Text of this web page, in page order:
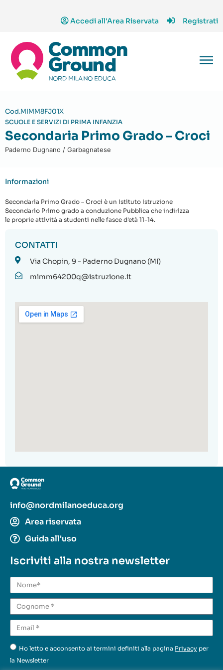
Accedi all'Area Riservata Registrati
Cod.MIMM8FJ01X
SCUOLE E SERVIZI DI PRIMA INFANZIA
Secondaria Primo Grado – Croci
Paderno Dugnano / Garbagnatese
Informazioni
Secondaria Primo Grado – Croci è un Istituto Istruzione
Secondario Primo grado a conduzione Pubblica che indirizza
le proprie attività a studenti nelle fasce d'età 11-14.
CONTATTI
Via Chopin, 9 - Paderno Dugnano (MI)
mimm64200q@istruzione.it
info@nordmilanoeduca.org
Area riservata
Guida all'uso
Iscriviti alla nostra newsletter
Ho letto e acconsento ai termini definiti alla pagina Privacy per
la Newsletter